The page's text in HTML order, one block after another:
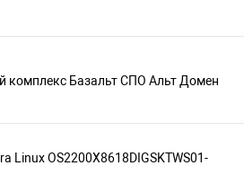
комплекс Базальт СПО Альт Домен
Linux OS2200X8618DIGSKTWS01-